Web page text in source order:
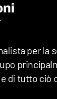
per la
di tutto ciò